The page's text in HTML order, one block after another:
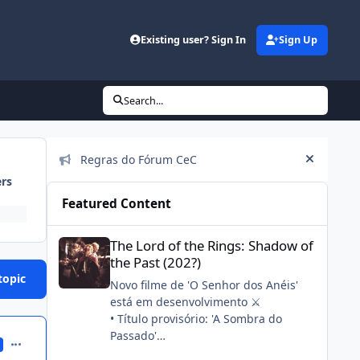
Existing user? Sign In Sign Up
Search...
comment_338364
Announcements
Regras do Fórum CeC
Hide
Featured Content
The Lord of the Rings: Shadow of the Past (202?)
The Lord of the Rings: Shadow of
the Past (202?)
Novo filme de 'O Senhor dos Anéis'
está em desenvolvimento ⚔️
• Título provisório: 'A Sombra do
Passado'